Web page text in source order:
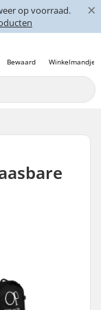
op voorraad.
×
Winkelmandje
Bewaard